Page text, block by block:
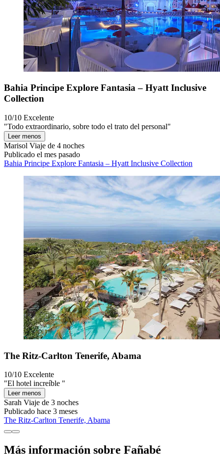
Bahia Principe Explore Fantasia – Hyatt Inclusive
Collection
10/10 Excelente
"Todo extraordinario, sobre todo el trato del personal"
Leer menos
Marisol Viaje de 4 noches
Publicado el mes pasado
Bahia Principe Explore Fantasia – Hyatt Inclusive Collection
The Ritz-Carlton Tenerife, Abama
10/10 Excelente
"El hotel increíble "
Leer menos
Sarah Viaje de 3 noches
Publicado hace 3 meses
The Ritz-Carlton Tenerife, Abama
Más información sobre Fañabé